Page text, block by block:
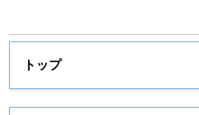
トップ